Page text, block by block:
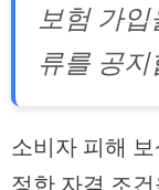
보험 가
류를 공지
소비자 피해
정한 자격 조